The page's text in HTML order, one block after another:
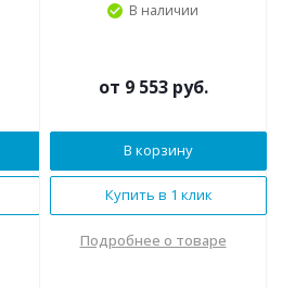
В наличии
от 9 553 руб.
В корзину
Купить в 1 клик
Подробнее о товаре